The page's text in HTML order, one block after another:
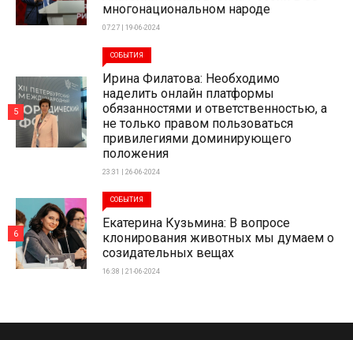
многонациональном народе
07:27 | 19-06-2024
СОБЫТИЯ
Ирина Филатова: Необходимо
наделить онлайн платформы
обязанностями и ответственностью, а
не только правом пользоваться
привилегиями доминирующего
положения
23:31 | 26-06-2024
5
СОБЫТИЯ
Екатерина Кузьмина: В вопросе
клонирования животных мы думаем о
созидательных вещах
16:38 | 21-06-2024
6